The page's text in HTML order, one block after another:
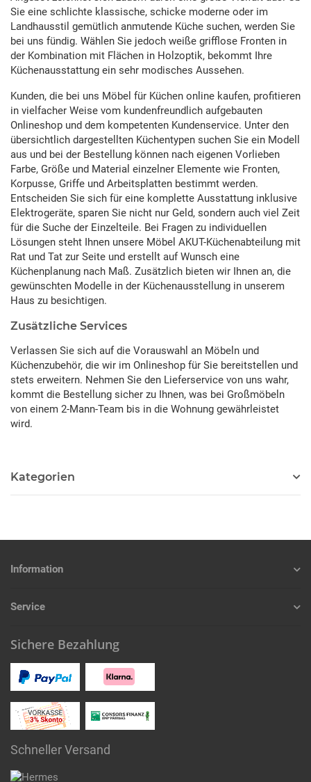
Sie eine schlichte klassische, schicke moderne oder im
Landhausstil gemütlich anmutende Küche suchen, werden Sie
bei uns fündig. Wählen Sie jedoch weiße grifflose Fronten in
der Kombination mit Flächen in Holzoptik, bekommt Ihre
Küchenausstattung ein sehr modisches Aussehen.
Kunden, die bei uns Möbel für Küchen online kaufen, profitieren
in vielfacher Weise vom kundenfreundlich aufgebauten
Onlineshop und dem kompetenten Kundenservice. Unter den
übersichtlich dargestellten Küchentypen suchen Sie ein Modell
aus und bei der Bestellung können nach eigenen Vorlieben
Farbe, Größe und Material einzelner Elemente wie Fronten,
Korpusse, Griffe und Arbeitsplatten bestimmt werden.
Entscheiden Sie sich für eine komplette Ausstattung inklusive
Elektrogeräte, sparen Sie nicht nur Geld, sondern auch viel Zeit
für die Suche der Einzelteile. Bei Fragen zu individuellen
Lösungen steht Ihnen unsere Möbel AKUT-Küchenabteilung mit
Rat und Tat zur Seite und erstellt auf Wunsch eine
Küchenplanung nach Maß. Zusätzlich bieten wir Ihnen an, die
gewünschten Modelle in der Küchenausstellung in unserem
Haus zu besichtigen.
Zusätzliche Services
Verlassen Sie sich auf die Vorauswahl an Möbeln und
Küchenzubehör, die wir im Onlineshop für Sie bereitstellen und
stets erweitern. Nehmen Sie den Lieferservice von uns wahr,
kommt die Bestellung sicher zu Ihnen, was bei Großmöbeln
von einem 2-Mann-Team bis in die Wohnung gewährleistet
wird.
Kategorien
Information
Service
Sichere Bezahlung
Schneller Versand